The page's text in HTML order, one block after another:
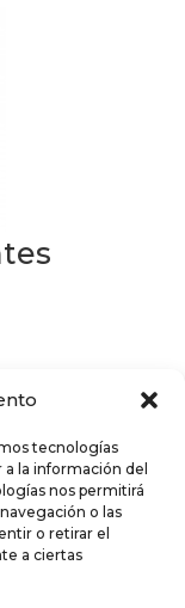
tecnologías
la información del
nos permitirá
o las
o retirar el
a ciertas